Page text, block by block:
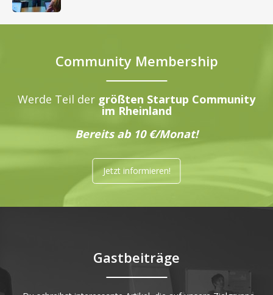
Community Membership
Werde Teil der größten Startup Community
im Rheinland
Bereits ab 10 €/Monat!
Jetzt informieren!
Gastbeiträge